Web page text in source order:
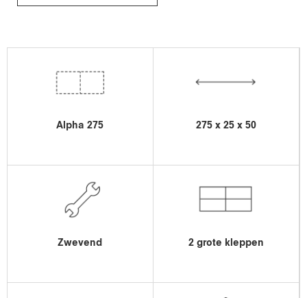
Alpha 275 275 x 25 x 50
Zwevend 2 grote kleppen